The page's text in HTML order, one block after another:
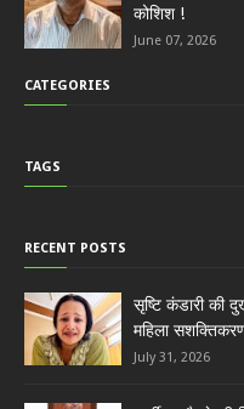
कोशिश !
June 07, 2026
CATEGORIES
TAGS
RECENT POSTS
सृष्टि कंडारी की
महिला
July 31, 2026